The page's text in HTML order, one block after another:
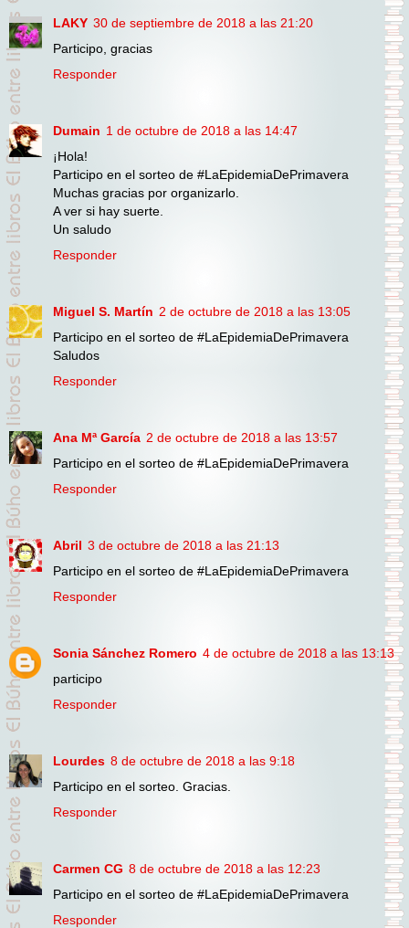
LAKY 30 de septiembre de 2018 a las 21:20
Participo, gracias
Responder
Dumain 1 de octubre de 2018 a las 14:47
¡Hola!
Participo en el sorteo de #LaEpidemiaDePrimavera
Muchas gracias por organizarlo.
A ver si hay suerte.
Un saludo
Responder
Miguel S. Martín 2 de octubre de 2018 a las 13:05
Participo en el sorteo de #LaEpidemiaDePrimavera
Saludos
Responder
Ana Mª García 2 de octubre de 2018 a las 13:57
Participo en el sorteo de #LaEpidemiaDePrimavera
Responder
Abril 3 de octubre de 2018 a las 21:13
Participo en el sorteo de #LaEpidemiaDePrimavera
Responder
Sonia Sánchez Romero 4 de octubre de 2018 a las 13:13
participo
Responder
Lourdes 8 de octubre de 2018 a las 9:18
Participo en el sorteo. Gracias.
Responder
Carmen CG 8 de octubre de 2018 a las 12:23
Participo en el sorteo de #LaEpidemiaDePrimavera
Responder